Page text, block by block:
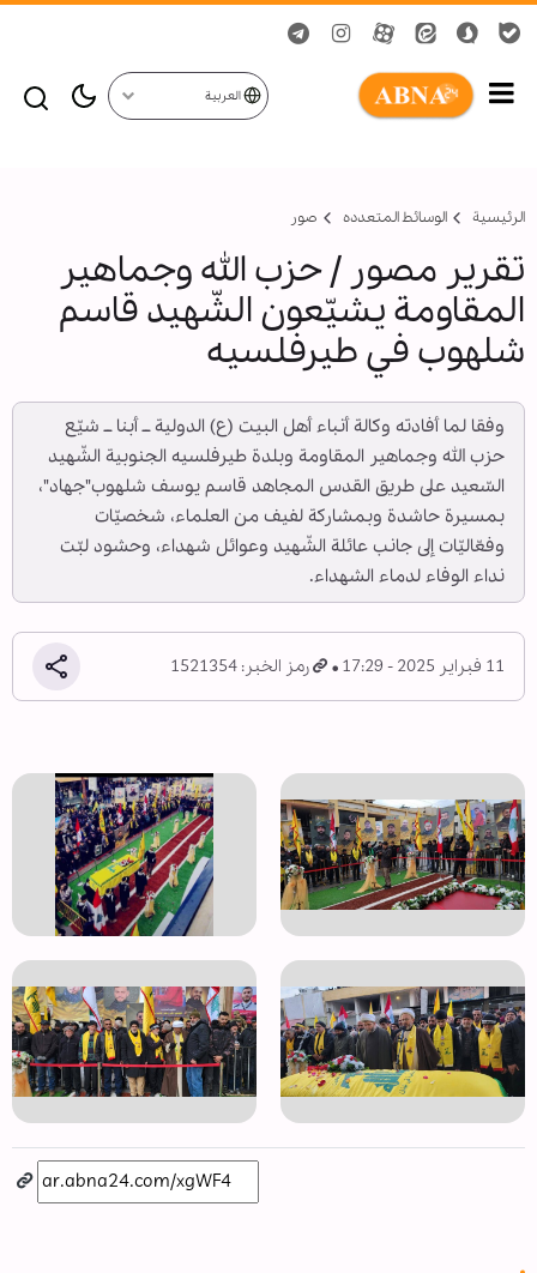
العربية
الرئيسية الوسائط المتعدده صور
تقرير مصور / حزب الله وجماهير
المقاومة يشيّعون الشّهيد قاسم
شلهوب في طيرفلسيه
وفقا لما أفادته وكالة أنباء أهل البيت (ع) الدولية ــ أبنا ــ شيّع
حزب الله وجماهير المقاومة وبلدة طيرفلسيه الجنوبية الشّهيد
السّعيد على طريق القدس المجاهد قاسم يوسف شلهوب"جهاد"،
بمسيرة حاشدة وبمشاركة لفيف من العلماء، شخصيّات
وفعّاليّات إلى جانب عائلة الشّهيد وعوائل شهداء، وحشود لبّت
نداء الوفاء لدماء الشهداء.
11 فبراير 2025 - 17:29 رمز الخبر: 1521354